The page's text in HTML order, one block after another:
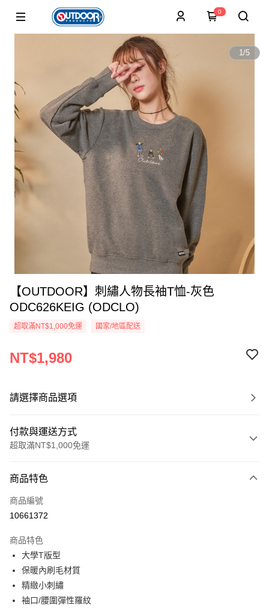
0
1/5
【OUTDOOR】刺繡人物長袖T恤-灰色
ODC626KEIG (ODCLO)
超取滿NT$1,000免運 國家/地區配送
NT$1,980
請選擇商品選項
付款與運送方式
超取滿NT$1,000免運
信用卡一次付款
信用卡分期付款
合作金庫商業銀行
華南商業銀行
上海商業儲蓄銀行
國泰世華商業銀行
臺灣中小企業銀行
6 期 0 利率 每期
華南商業銀行
上海商業儲蓄銀行
國泰世華商業銀行
超商取貨付款
LINE Pay
商品特色
商品編號
10661372
商品特色
大學T版型
保暖內刷毛材質
精緻小刺繡
袖口/腰圍彈性羅紋